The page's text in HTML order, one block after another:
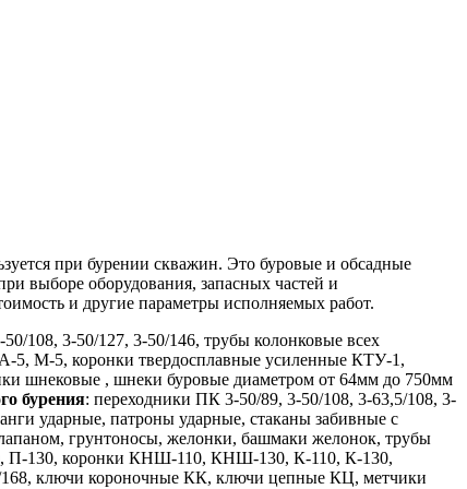
при бурении скважин. Это буровые и обсадные
выборе оборудования, запасных частей и
и другие параметры исполняемых работ.
108, 3-50/127, 3-50/146, трубы колонковые всех
5, М-5, коронки твердосплавные усиленные КТУ-1,
шнековые , шнеки буровые диаметром от 64мм до 750мм
бурения: переходники ПК 3-50/89, 3-50/108, 3-63,5/108, 3-
ударные, патроны ударные, стаканы забивные с
грунтоносы, желонки, башмаки желонок, трубы
П-130, коронки КНШ-110, КНШ-130, К-110, К-130,
ключи короночные КК, ключи цепные КЦ, метчики